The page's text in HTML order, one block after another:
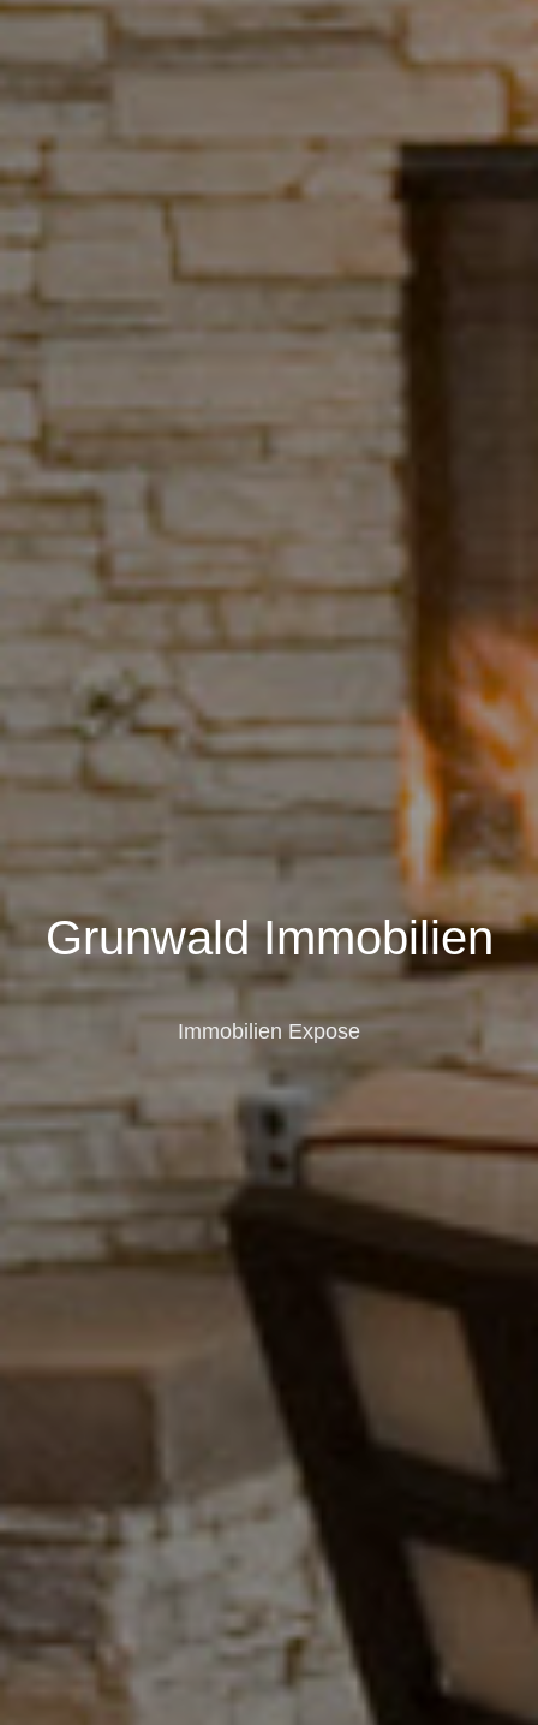
Grunwald Immobilien
Immobilien Expose